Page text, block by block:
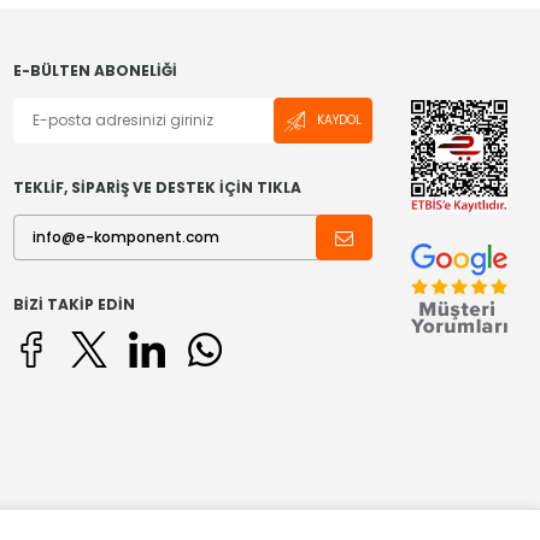
E-BÜLTEN ABONELIĞI
KAYDOL
TEKLİF, SİPARİŞ VE DESTEK İÇİN TIKLA
BIZI TAKIP EDIN